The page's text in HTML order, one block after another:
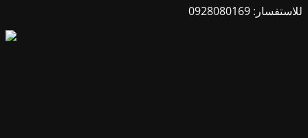
للاستفسار: 0928080169